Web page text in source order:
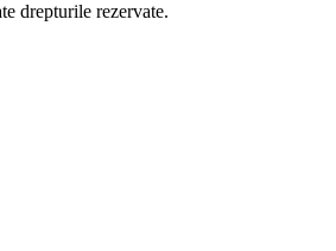
drepturile rezervate.